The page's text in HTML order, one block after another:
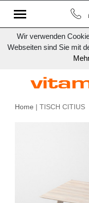
Wir verwenden
Webseiten sind Sie mit
Home | TISCH CITIUS